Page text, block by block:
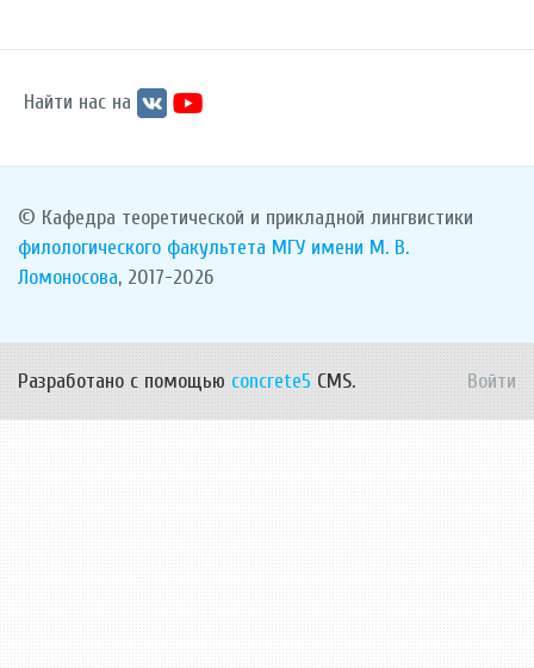
Найти нас на
© Кафедра теоретической и прикладной лингвистики
филологического факультета МГУ имени М. В.
Ломоносова, 2017-2026
Разработано с помощью concrete5 CMS. Войти